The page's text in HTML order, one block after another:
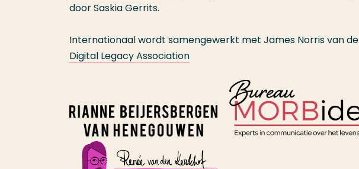
doorSaskia Gerrits.
Internationaal wordt samengewerkt met James Norris van de
Digital Legacy Association